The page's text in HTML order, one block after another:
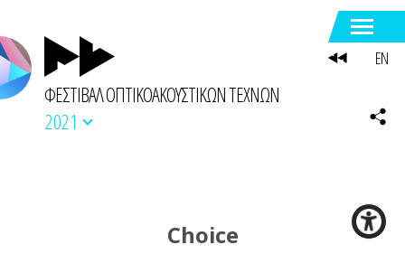
ΦΕΣΤΙΒΑΛ ΟΠΤΙΚΟΑΚΟΥΣΤΙΚΩΝ ΤΕΧΝΩΝ
2021
Choice
EN